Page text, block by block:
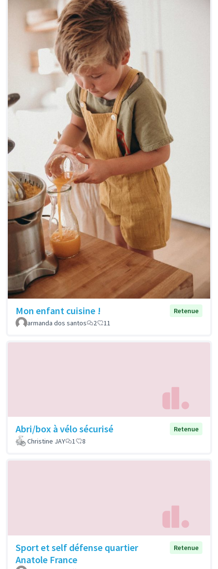
Mon enfant cuisine !
Retenue
armanda dos santos
2 11
Abri/box à vélo sécurisé
Retenue
Christine JAY
1 8
Sport et self défense quartier
Anatole France
Retenue